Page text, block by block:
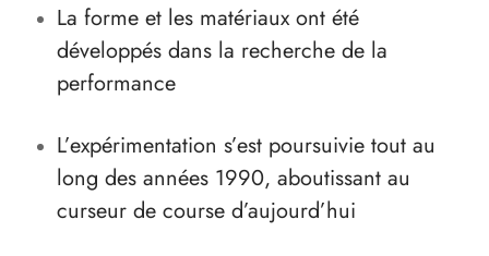
La forme et les matériaux ont été
développés dans la recherche de la
performance
L’expérimentation s’est poursuivie tout au
long des années 1990, aboutissant au
curseur de course d’aujourd’hui